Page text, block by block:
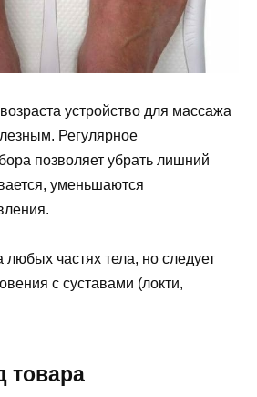
устройство для массажа
Регулярное
позволяет убрать лишний
уменьшаются
любых частях тела, но следует
с суставами (локти,
товара